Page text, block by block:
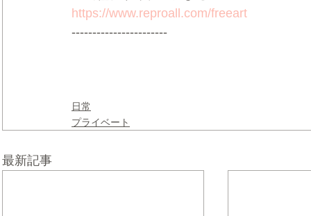
https://www.reproall.com/freeart
-----------------------
日常
プライベート
最新記事